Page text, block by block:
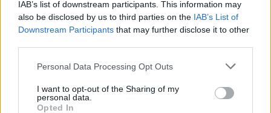
IAB’s list of downstream participants. This information may
also be disclosed by us to third parties on the IAB’s List of
Downstream Participants that may further disclose it to other
Personal Data Processing Opt Outs
I want to opt-out of the Sharing of my
personal data.
Opted In
02 października 2016, 13:43